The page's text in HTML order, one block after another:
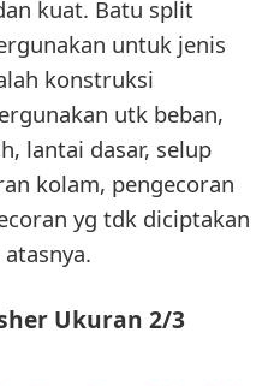
kuat. Batu split
untuk jenis
konstruksi
utk beban,
lantai dasar, selup
kolam, pengecoran
yg tdk diciptakan
Ukuran 2/3